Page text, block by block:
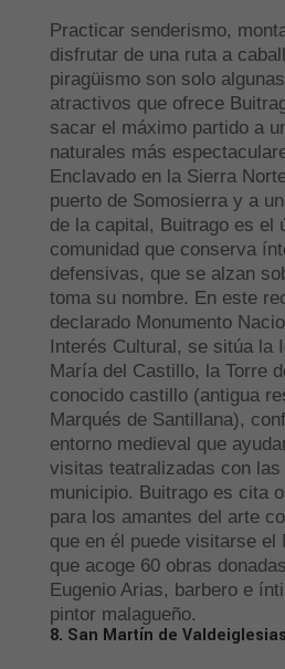
Practicar senderismo,
disfrutar de una ruta a
piragüismo son solo
atractivos que ofrece
sacar el máximo partido a
naturales más
Enclavado en la Sierra
puerto de Somosierra y a
de la capital, Buitrago es el
comunidad que conserva
defensivas, que se alzan
toma su nombre. En este
declarado Monumento
Interés Cultural, se sitúa la
María del Castillo, la Torre
conocido castillo (antigua
Marqués de Santillana),
entorno medieval que
visitas teatralizadas con las
municipio. Buitrago es cita
para los amantes del arte
que en él puede visitarse el
que acoge 60 obras
Eugenio Arias, barbero e
pintor malagueño.
8. San Martín de Valdeiglesias